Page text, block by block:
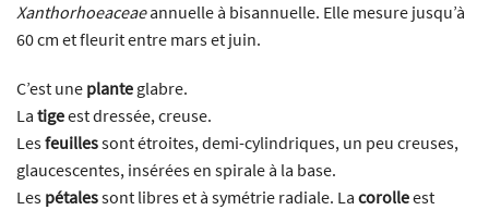
Xanthorhoeaceaeannuelle à bisannuelle. Elle mesure jusqu’à
60 cm et fleurit entre mars et juin.
C’est une plante glabre.
La tigeest dressée, creuse.
Lesfeuillessont étroites, demi-cylindriques, un peu creuses,
glaucescentes, insérées en spirale à la base.
Les pétalessont libres et à symétrie radiale. La corolleest